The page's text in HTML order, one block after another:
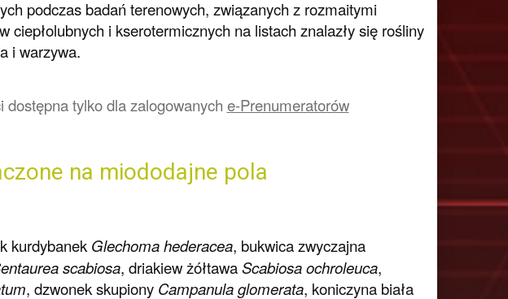
podczas badań terenowych, związanych z rozmaitymi
i kserotermicznych na listach znalazły się rośliny
i warzywa.
dostępna tylko dla zalogowanych e-Prenumeratorów
na miododajne pola
kurdybanekGlechoma hederacea, bukwica zwyczajna
scabiosa, driakiew żółtawaScabiosa ochroleuca,
, dzwonek skupiony Campanula glomerata, koniczyna biała